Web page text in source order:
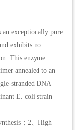
exceptionally pure
exhibits no
This enzyme
annealed to an
stranded DNA
E. coli strain
；2、High